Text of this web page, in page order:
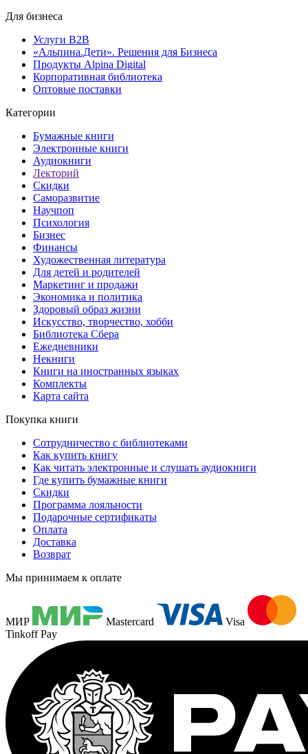
Для бизнеса
Услуги B2B
«Альпина.Дети». Решения для Бизнеса
Продукты Alpina Digital
Корпоративная библиотека
Оптовые поставки
Категории
Бумажные книги
Электронные книги
Аудиокниги
Лекторий
Скидки
Саморазвитие
Научпоп
Психология
Бизнес
Финансы
Художественная литература
Для детей и родителей
Маркетинг и продажи
Экономика и политика
Здоровый образ жизни
Искусство, творчество, хобби
Библиотека Сбера
Ежедневники
Некниги
Книги на иностранных языках
Комплекты
Карта сайта
Покупка книги
Сотрудничество с библиотеками
Как купить книгу
Как читать электронные и слушать аудиокниги
Где купить бумажные книги
Скидки
Программа лояльности
Подарочные сертификаты
Оплата
Доставка
Возврат
Мы принимаем к оплате
МИР Mastercard
Visa
Tinkoff Pay